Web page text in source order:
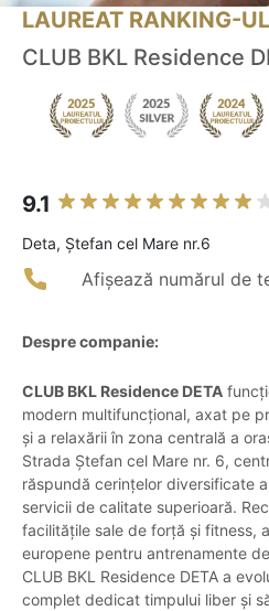
LAUREAT RANKING-
CLUB BKL Residence
9.1
Deta, Ştefan cel Mare nr.6
Afișează numărul de
Despre companie:
CLUB BKL Residence DETA
modern multifuncțional, axat pe
și a relaxării în zona centrală a
Strada Ștefan cel Mare nr. 6,
răspundă cerințelor diversificate
servicii de calitate superioară.
facilitățile sale de forță și fitness,
europene pentru antrenamente
CLUB BKL Residence DETA a
complet dedicat timpului liber și